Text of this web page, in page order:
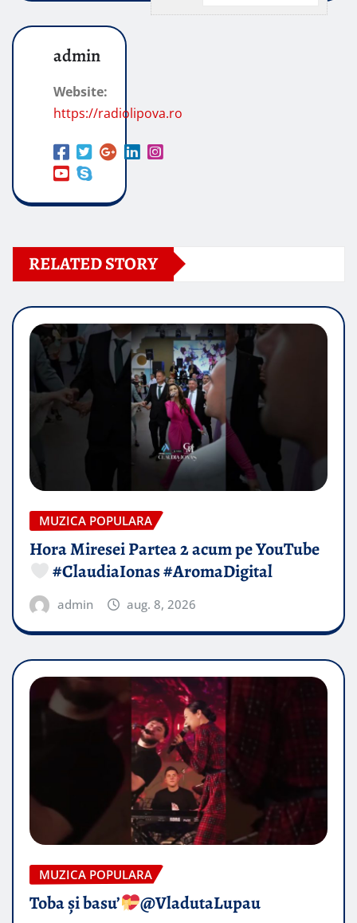
admin
Website:
https://radiolipova.ro
RELATED STORY
MUZICA POPULARA
Hora Miresei Partea 2 acum pe YouTube
#ClaudiaIonas #AromaDigital
admin aug. 8, 2026
MUZICA POPULARA
Toba și basu’ @VladutaLupau